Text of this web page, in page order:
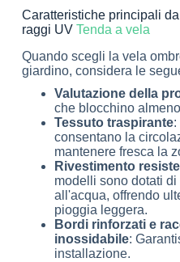
Caratteristiche principali
raggi UV Tenda a vela
Quando scegli la vela
giardino, considera le
Valutazione della
che blocchino
Tessuto traspirante:
consentano la
mantenere fresca la
Rivestimento
modelli sono dotati
all'acqua, offrendo
pioggia leggera.
Bordi rinforzati e
inossidabile:
installazione.